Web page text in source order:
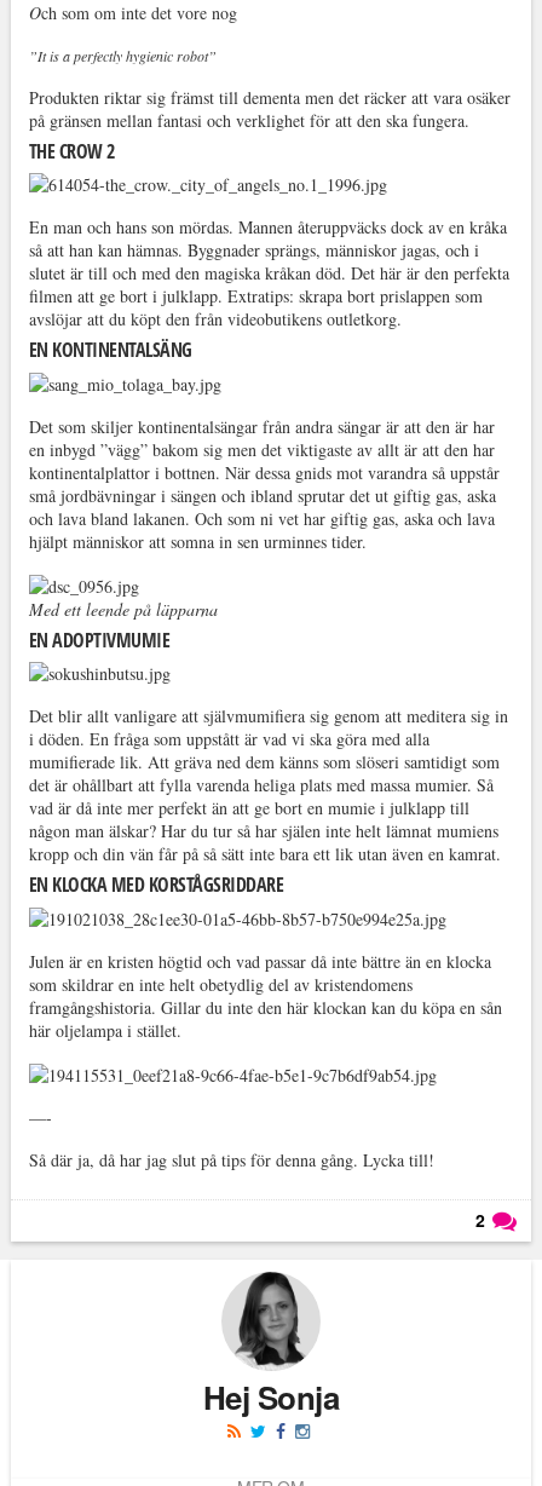
Och som om inte det vore nog
”It is a perfectly hygienic robot”
Produkten riktar sig främst till dementa men det räcker att vara osäker
på gränsen mellan fantasi och verklighet för att den ska fungera.
THE CROW 2
En man och hans son mördas. Mannen återuppväcks dock av en kråka
så att han kan hämnas. Byggnader sprängs, människor jagas, och i
slutet är till och med den magiska kråkan död. Det här är den perfekta
filmen att ge bort i julklapp. Extratips: skrapa bort prislappen som
avslöjar att du köpt den från videobutikens outletkorg.
EN KONTINENTALSÄNG
Det som skiljer kontinentalsängar från andra sängar är att den är har
en inbygd ”vägg” bakom sig men det viktigaste av allt är att den har
kontinentalplattor i bottnen. När dessa gnids mot varandra så uppstår
små jordbävningar i sängen och ibland sprutar det ut giftig gas, aska
och lava bland lakanen. Och som ni vet har giftig gas, aska och lava
hjälpt människor att somna in sen urminnes tider.
Med ett leende på läpparna
EN ADOPTIVMUMIE
Det blir allt vanligare att självmumifiera sig genom att meditera sig in
i döden. En fråga som uppstått är vad vi ska göra med alla
mumifierade lik. Att gräva ned dem känns som slöseri samtidigt som
det är ohållbart att fylla varenda heliga plats med massa mumier. Så
vad är då inte mer perfekt än att ge bort en mumie i julklapp till
någon man älskar? Har du tur så har själen inte helt lämnat mumiens
kropp och din vän får på så sätt inte bara ett lik utan även en kamrat.
EN KLOCKA MED KORSTÅGSRIDDARE
Julen är en kristen högtid och vad passar då inte bättre än en klocka
som skildrar en inte helt obetydlig del av kristendomens
framgångshistoria. Gillar du inte den här klockan kan du köpa en sån
här oljelampa i stället.
—-
Så där ja, då har jag slut på tips för denna gång. Lycka till!
2
Hej Sonja